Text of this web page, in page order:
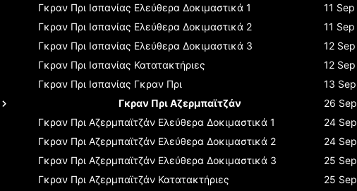
Γκραν Πρι Ισπανίας Ελεύθερα Δοκιμαστικά 1 11 Sep
Γκραν Πρι Ισπανίας Ελεύθερα Δοκιμαστικά 2 11 Sep
Γκραν Πρι Ισπανίας Ελεύθερα Δοκιμαστικά 3 12 Sep
Γκραν Πρι Ισπανίας Κατατακτήριες 12 Sep
Γκραν Πρι Ισπανίας Γκραν Πρι 13 Sep
Γκραν Πρι Αζερμπαϊτζάν
26 Sep
Γκραν Πρι Αζερμπαϊτζάν Ελεύθερα Δοκιμαστικά 1 24 Sep
Γκραν Πρι Αζερμπαϊτζάν Ελεύθερα Δοκιμαστικά 2 24 Sep
Γκραν Πρι Αζερμπαϊτζάν Ελεύθερα Δοκιμαστικά 3 25 Sep
Γκραν Πρι Αζερμπαϊτζάν Κατατακτήριες 25 Sep